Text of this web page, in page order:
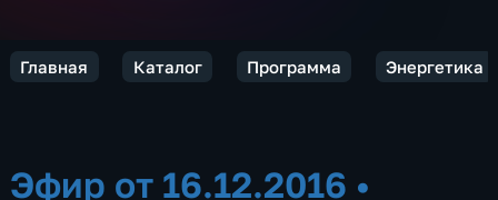
Главная Каталог Программа Энергетика
Эфир от 16.12.2016 •